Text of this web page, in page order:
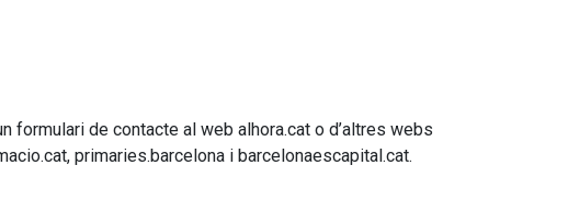
formulari de contacte al web alhora.cat o d’altres webs
primaries.barcelona i barcelonaescapital.cat.